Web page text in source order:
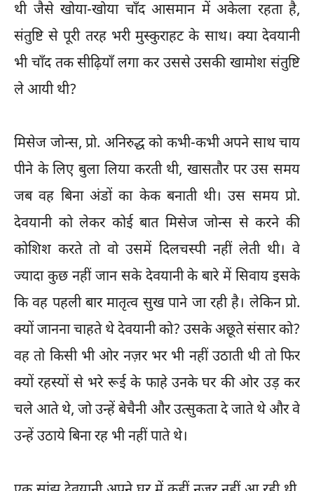
थी जैसे खोया-खोया चाँद आसमान में अकेला रहता है,
संतुष्टि से पूरी तरह भरी मुस्कुराहट के साथ। क्या देवयानी
भी चाँद तक सीढ़ियाँ लगा कर उससे उसकी खामोश संतुष्टि
ले आयी थी?
मिसेज जोन्स, प्रो. अनिरुद्ध को कभी-कभी अपने साथ चाय
पीने के लिए बुला लिया करती थी, खासतौर पर उस समय
जब वह बिना अंडों का केक बनाती थी। उस समय प्रो.
देवयानी को लेकर कोई बात मिसेज जोन्स से करने की
कोशिश करते तो वो उसमें दिलचस्पी नहीं लेती थी। वे
ज्यादा कुछ नहीं जान सके देवयानी के बारे में सिवाय इसके
कि वह पहली बार मातृत्व सुख पाने जा रही है। लेकिन प्रो.
क्यों जानना चाहते थे देवयानी को? उसके अछूते संसार को?
वह तो किसी भी ओर नज़र भर भी नहीं उठाती थी तो फिर
क्यों रहस्यों से भरे रूई के फाहे उनके घर की ओर उड़ कर
चले आते थे, जो उन्हें बेचैनी और उत्सुकता दे जाते थे और वे
उन्हें उठाये बिना रह भी नहीं पाते थे।